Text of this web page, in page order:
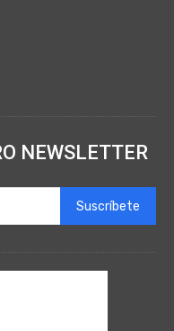
NEWSLETTER
Suscríbete